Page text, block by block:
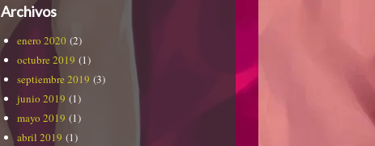
Archivos
enero 2020 (2)
octubre 2019 (1)
septiembre 2019 (3)
junio 2019 (1)
mayo 2019 (1)
abril 2019 (1)